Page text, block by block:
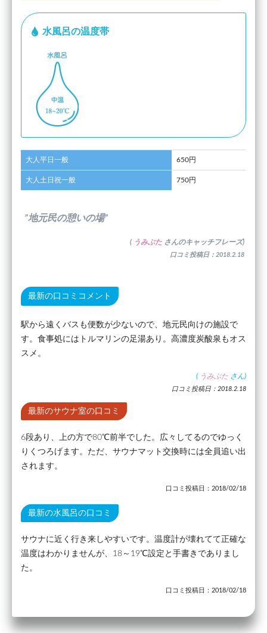
水風呂の温度帯
大人平日一般 650円
大人土日祝一般 750円
”地元民の憩いの場”
( うみぶた さんのキャッチフレーズ)
口コミ投稿日：2018.2.18
最新の口コミコメント
駅から遠くバスも便数が少ないので、地元民向けの施設で
す。食事処にはトルマリンの足湯あり。高濃度炭酸泉もオス
スメ。
( うみぶた さん)
口コミ投稿日：2018.2.18
最新のサウナ室の口コミ
6段あり、上の方で80℃前半でした。広々してるのでゆっく
りくつろげます。ただ、サウナマット交換時には全員追い出
されます。
口コミ投稿日：2018/02/18
最新の水風呂の口コミ
サウナに近く行き来しやすいです。温度計が壊れてて正確な
温度はわかりませんが、18～19℃設定と手書きでありまし
た。
口コミ投稿日：2018/02/18